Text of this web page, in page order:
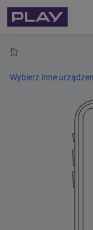
Wybierz inne